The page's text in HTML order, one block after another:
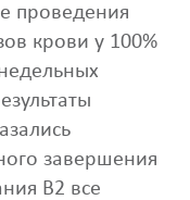
проведения
крови у 100%
завершения
B2 все